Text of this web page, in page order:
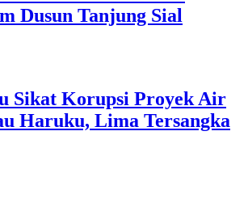
Dusun Tanjung Sial
Sikat Korupsi Proyek Air
Haruku, Lima Tersangka